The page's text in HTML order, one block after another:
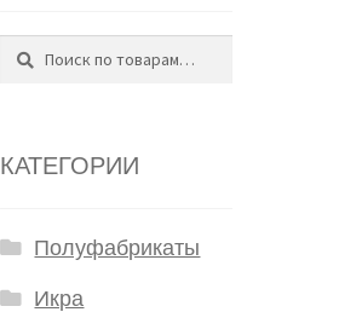
Искать:
Поиск
КАТЕГОРИИ
Полуфабрикаты
Икра